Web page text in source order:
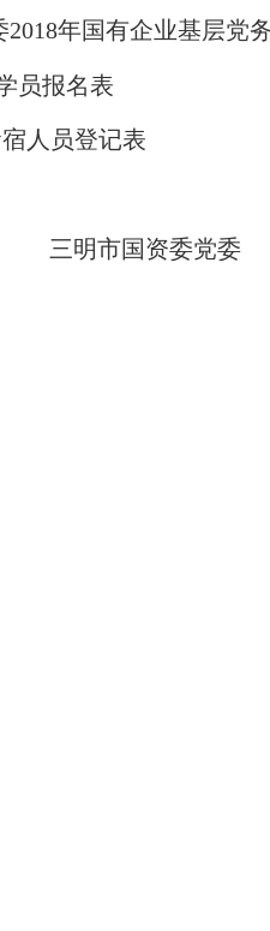
2018年国有企业基层党
员报名表
人员登记表
三明市国资委党委